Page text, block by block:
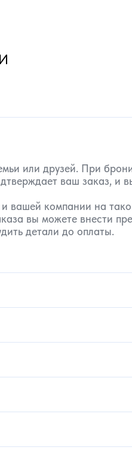
или друзей. При
ваш заказ, и
вашей компании на
вы можете внести
детали до оплаты.